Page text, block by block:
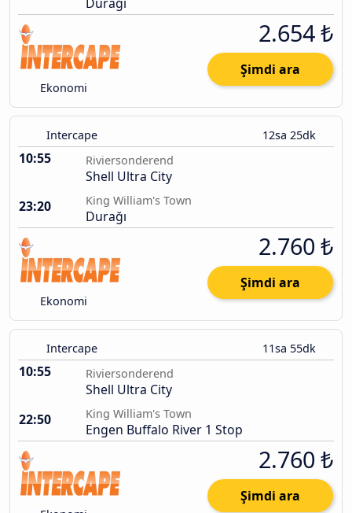
Ekonomi
2.654 ₺
Şimdi ara
Intercape 12sa 25dk
10:55 Riviersonderend
Shell Ultra City
23:20
King William's Town
Durağı
Ekonomi
2.760 ₺
Şimdi ara
Intercape 11sa 55dk
10:55 Riviersonderend
Shell Ultra City
22:50
King William's Town
Engen Buffalo River 1 Stop
2.760 ₺
Şimdi ara